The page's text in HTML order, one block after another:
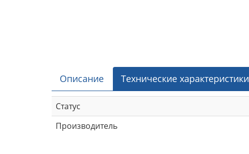
Описание Технические характеристики
Статус
Производитель